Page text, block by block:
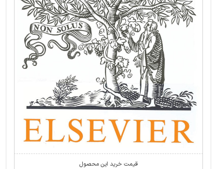
قیمت خرید این محصول